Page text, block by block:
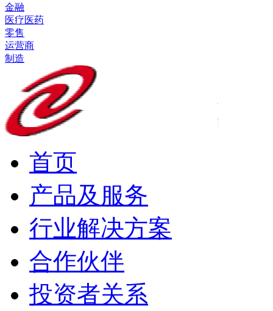
金融
医疗医药
零售
运营商
制造
首页
产品及服务
行业解决方案
合作伙伴
投资者关系